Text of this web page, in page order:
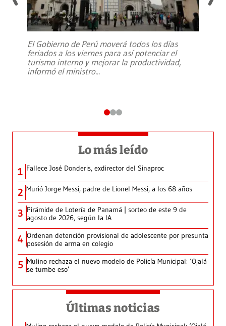
El Gobierno de Perú moverá todos los días
feriados a los viernes para así potenciar el
turismo interno y mejorar la productividad,
informó el ministro...
Lo más leído
1 Fallece José Donderis, exdirector del Sinaproc
2 Murió Jorge Messi, padre de Lionel Messi, a los 68 años
3 Pirámide de Lotería de Panamá | sorteo de este 9 de
agosto de 2026, según la IA
4 Ordenan detención provisional de adolescente por presunta
posesión de arma en colegio
5 Mulino rechaza el nuevo modelo de Policía Municipal: ‘Ojalá
se tumbe eso’
Últimas noticias